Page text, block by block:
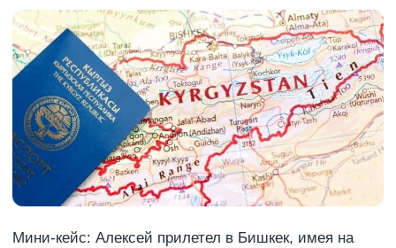
Мини-кейс: Алексей прилетел в Бишкек, имея на